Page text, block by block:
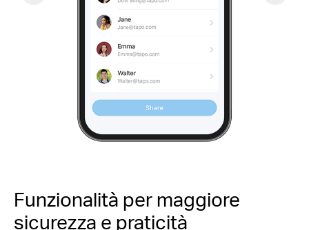
Funzionalità per maggiore
sicurezza e praticità